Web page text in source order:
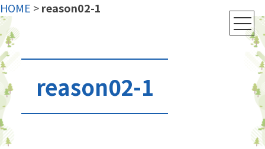
HOME >reason02-1
reason02-1